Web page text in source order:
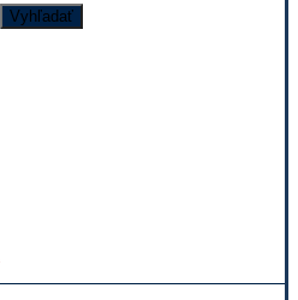
Vyhľadať